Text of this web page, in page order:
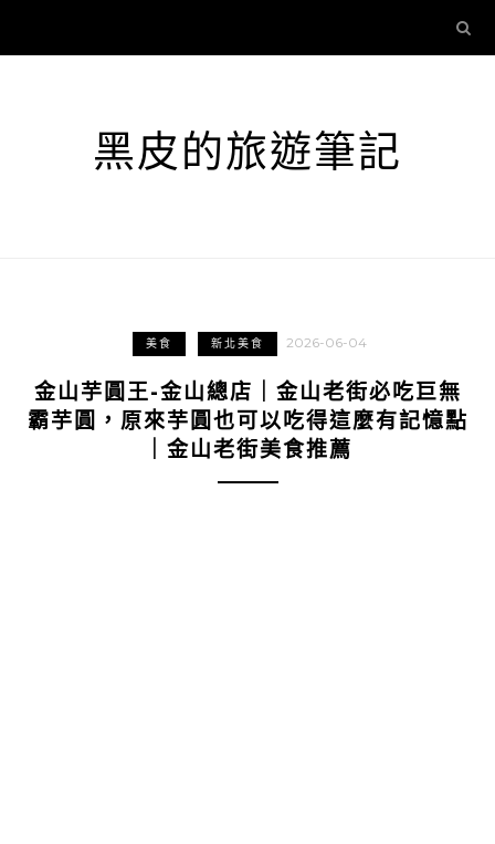
黑皮的旅遊筆記
美食 新北美食 2026-06-04
金山芋圓王-金山總店｜金山老街必吃巨無
霸芋圓，原來芋圓也可以吃得這麼有記憶點
｜金山老街美食推薦